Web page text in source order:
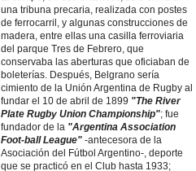
una tribuna precaria, realizada con postes
de ferrocarril, y algunas construcciones de
madera, entre ellas una casilla ferroviaria
del parque Tres de Febrero, que
conservaba las aberturas que oficiaban de
boleterías. Después, Belgrano sería
cimiento de la Unión Argentina de Rugby al
fundar el 10 de abril de 1899 "The River
Plate Rugby Union Championship"; fue
fundador de la "Argentina Association
Foot-ball League" -antecesora de la
Asociación del Fútbol Argentino-, deporte
que se practicó en el Club hasta 1933;